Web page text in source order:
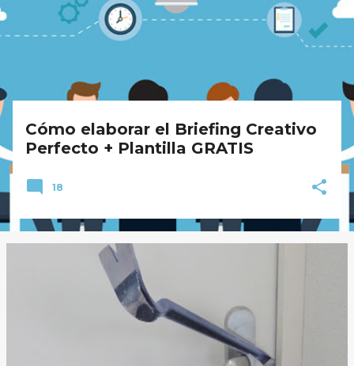
a
d
s
Cómo elaborar el Briefing Creativo
Perfecto + Plantilla GRATIS
18